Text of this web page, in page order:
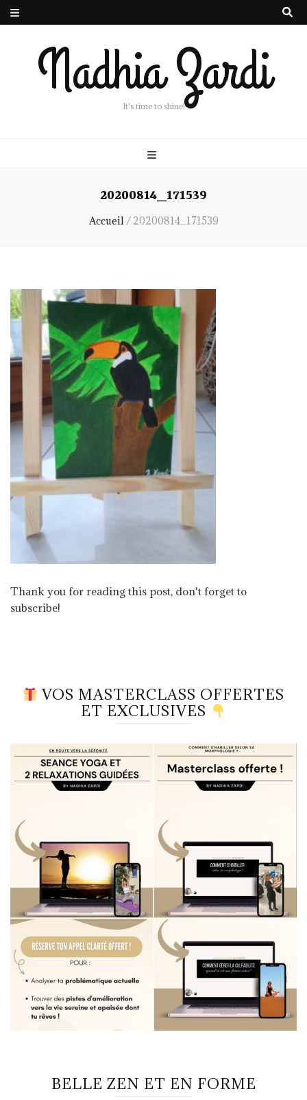
Nadhia Zardi
It's time to shine!
20200814_171539
Accueil / 20200814_171539
Thank you for reading this post, don't forget to
subscribe!
VOS MASTERCLASS OFFERTES
ET EXCLUSIVES
BELLE ZEN ET EN FORME